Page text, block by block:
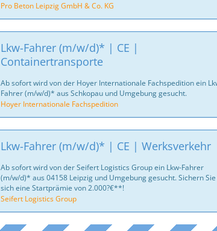
Pro Beton Leipzig GmbH & Co. KG
Lkw-Fahrer (m/w/d)* | CE |
Containertransporte
Ab sofort wird von der Hoyer Internationale Fachspedition ein
Fahrer (m/w/d)* aus Schkopau und Umgebung gesucht.
Hoyer Internationale Fachspedition
Lkw-Fahrer (m/w/d)* | CE | Werksverkehr
Ab sofort wird von der Seifert Logistics Group ein Lkw-Fahrer
(m/w/d)* aus 04158 Leipzig und Umgebung gesucht. Sichern Sie
sich eine Startprämie von 2.000?€**!
Seifert Logistics Group